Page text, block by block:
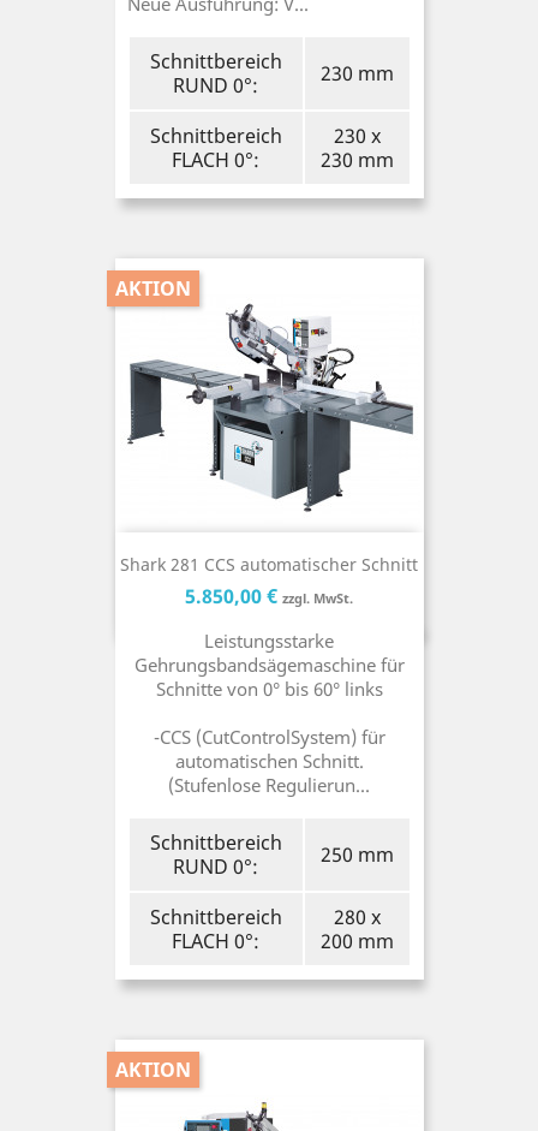
Schnittbereich
RUND 0°:
230 mm
Schnittbereich
FLACH 0°:
230 x
230 mm
Shark 281 CCS automatischer Schnitt
AKTION
Preis
5.850,00 € zzgl. MwSt.Preis
Leistungsstarke
Gehrungsbandsägemaschine für
Schnitte von 0° bis 60° links
-CCS (CutControlSystem) für
automatischen Schnitt.
(Stufenlose Regulierun...
Schnittbereich
RUND 0°:
250 mm
Schnittbereich
FLACH 0°:
280 x
200 mm
AKTION